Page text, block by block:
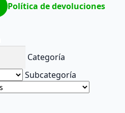
Política de devoluciones
Categoría
Subcategoría